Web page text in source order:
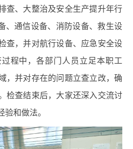
查、大整治及安全生产提升年行
、通信设备、消防设备、救生设
查，并对航行设备、应急安全设
程中，各部门人员立足本职工
，并对存在的问题立查立改，确
检查结束后，大家还深入交流讨
和做法。